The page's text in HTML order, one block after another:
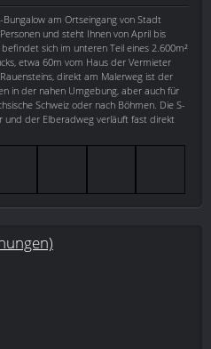
am Ortseingang von Stadt
und steht Ihnen von April bis
sich im unteren Teil eines 2.600m²
etwa 60m vom Haus der Vermieter
direkt am Malerweg ist der
in der nahen Umgebung, aber auch für
Schweiz oder nach Böhmen. Die S-
und der Elberadweg verläuft fast direkt